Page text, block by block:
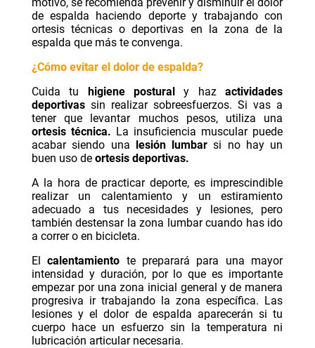
de espalda haciendo deporte y trabajando con
ortesis técnicas o deportivas en la zona de la
espalda que más te convenga.
¿Cómo evitar el dolor de espalda?
Cuida tu higiene postural y hazactividades
deportivas sin realizar sobreesfuerzos. Si vas a
tener que levantar muchos pesos, utiliza una
ortesis técnica. La insuficiencia muscular puede
acabar siendo una lesión lumbar si no hay un
buen uso de ortesis deportivas.
A la hora de practicar deporte, es imprescindible
realizar un calentamiento y un estiramiento
adecuado a tus necesidades y lesiones, pero
también destensar la zona lumbar cuando has ido
a correr o en bicicleta.
Elcalentamiento te preparará para una mayor
intensidad y duración, por lo que es importante
empezar por una zona inicial general y de manera
progresiva ir trabajando la zona específica. Las
lesiones y el dolor de espalda aparecerán si tu
cuerpo hace un esfuerzo sin la temperatura ni
lubricación articular necesaria.